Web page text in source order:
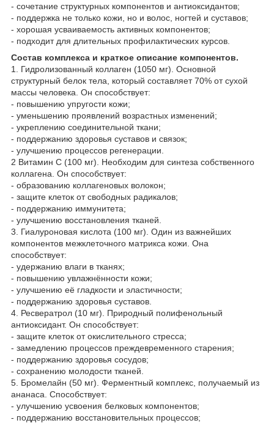
- сочетание структурных компонентов и антиоксидантов;
- поддержка не только кожи, но и волос, ногтей и суставов;
- хорошая усваиваемость активных компонентов;
- подходит для длительных профилактических курсов.
Состав комплекса и краткое описание компонентов.
1. Гидролизованный коллаген (1050 мг). Основной
структурный белок тела, который составляет 70% от сухой
массы человека. Он способствует:
- повышению упругости кожи;
- уменьшению проявлений возрастных изменений;
- укреплению соединительной ткани;
- поддержанию здоровья суставов и связок;
- улучшению процессов регенерации.
2 Витамин С (100 мг). Необходим для синтеза собственного
коллагена. Он способствует:
- образованию коллагеновых волокон;
- защите клеток от свободных радикалов;
- поддержанию иммунитета;
- улучшению восстановления тканей.
3. Гиалуроновая кислота (100 мг). Один из важнейших
компонентов межклеточного матрикса кожи. Она
способствует:
- удержанию влаги в тканях;
- повышению увлажнённости кожи;
- улучшению её гладкости и эластичности;
- поддержанию здоровья суставов.
4. Ресвератрол (10 мг). Природный полифенольный
антиоксидант. Он способствует:
- защите клеток от окислительного стресса;
- замедлению процессов преждевременного старения;
- поддержанию здоровья сосудов;
- сохранению молодости тканей.
5. Бромелайн (50 мг). Ферментный комплекс, получаемый из
ананаса. Способствует:
- улучшению усвоения белковых компонентов;
- поддержанию восстановительных процессов;